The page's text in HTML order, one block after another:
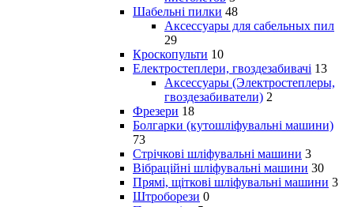
Шабельні пилки 48
Аксессуары для сабельных пил
29
Кроскопульти 10
Електростеплери, гвоздезабивачі 13
Аксессуары (Электростеплеры,
гвоздезабиватели) 2
Фрезери 18
Болгарки (кутошліфувальні машини)
73
Стрічкові шліфувальні машини 3
Вібраційні шліфувальні машини 30
Прямі, щіткові шліфувальні машини 3
Штроборези 0